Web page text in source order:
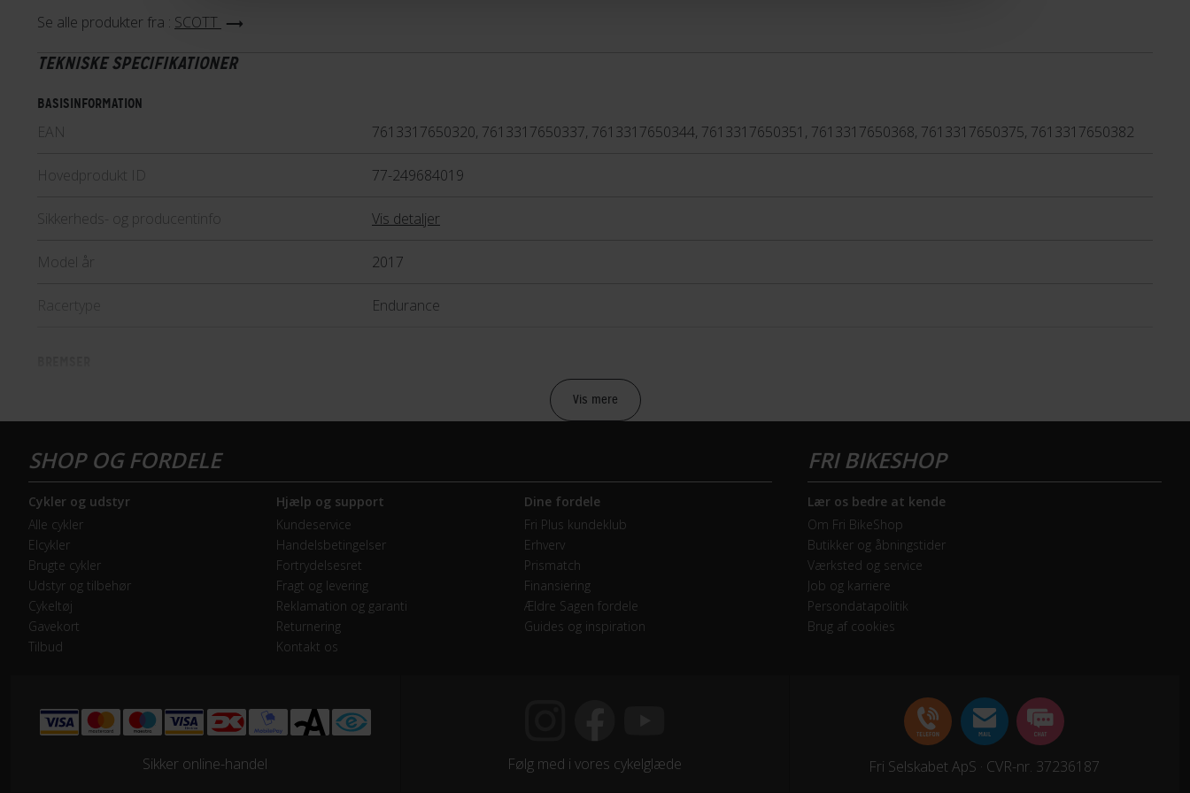
Samtidig har Speedster-modellerne en lav vægt og den
træningsturene. Speedster-seriens modelnavne efterfølges
Se alle produkter fra : SCOTT
TEKNISKE SPECIFIKATIONER
BASISINFORMATION
EAN 7613317650320, 7613317650337, 7613317650344, 7613317650351, 7613317650368, 7613317650375, 7613317650382
Hovedprodukt ID 77-249684019
Sikkerheds- og producentinfo Vis detaljer
Model år 2017
Racertype Endurance
Bagskifter
Forskifter
Geartype Udvendige gear
Kassette
Samlet antal gear
Vis mere
Cykler og udstyr
Alle cykler
Elcykler
Brugte cykler
Udstyr og tilbehør
Cykeltøj
Gavekort
Tilbud
Hjælp og support
Kundeservice
Handelsbetingelser
Fortrydelsesret
Fragt og levering
Reklamation og garanti
Returnering
Kontakt os
Dine fordele
Fri Plus kundeklub
Erhverv
Prismatch
Finansiering
Ældre Sagen fordele
Guides og inspiration
Lær os bedre at kende
Om Fri BikeShop
Butikker og åbningstider
Værksted og service
Job og karriere
Persondatapolitik
Brug af cookies
Sikker online-handel Følg med i vores cykelglæde Fri Selskabet ApS · CVR-nr. 37236187